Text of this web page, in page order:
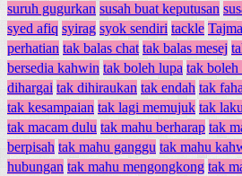
suruh gugurkan susah buat keputusan
syed afiq syirag syok sendiri tackle
perhatian tak balas chat tak balas mesej
bersedia kahwin tak boleh lupa tak boleh
dihargai tak dihiraukan tak endah tak
tak kesampaian tak lagi memujuk tak
tak macam dulu tak mahu berharap tak
berpisah tak mahu ganggu tak mahu
hubungan tak mahu mengongkong tak